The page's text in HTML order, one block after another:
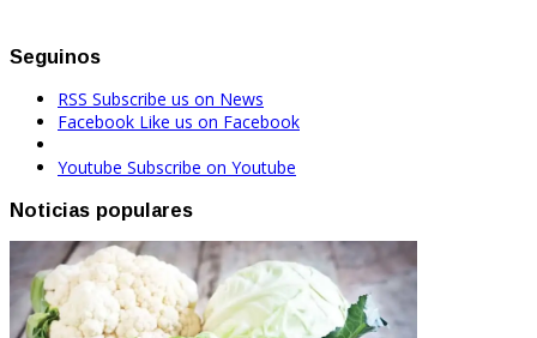
Seguinos
RSS Subscribe us on News
Facebook Like us on Facebook
Youtube Subscribe on Youtube
Noticias populares